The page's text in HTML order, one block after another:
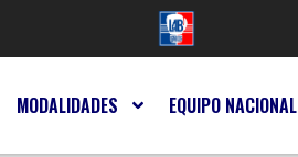
MODALIDADES EQUIPO NACIONAL